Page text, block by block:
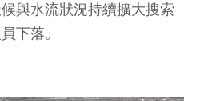
與水流狀況持續擴大搜索
下落。